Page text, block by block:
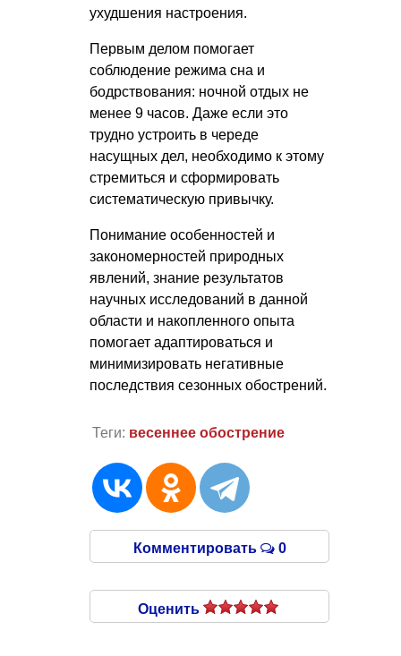
ухудшения настроения.
Первым делом помогает
соблюдение режима сна и
бодрствования: ночной отдых не
менее 9 часов. Даже если это
трудно устроить в череде
насущных дел, необходимо к этому
стремиться и сформировать
систематическую привычку.
Понимание особенностей и
закономерностей природных
явлений, знание результатов
научных исследований в данной
области и накопленного опыта
помогает адаптироваться и
минимизировать негативные
последствия сезонных обострений.
Теги: весеннее обострение
Комментировать 0
Оценить